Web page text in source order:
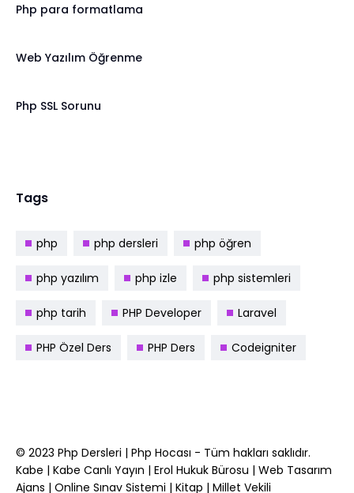
Php para formatlama
Web Yazılım Öğrenme
Php SSL Sorunu
Tags
php php dersleri php öğren
php yazılım php izle php sistemleri
php tarih PHP Developer Laravel
PHP Özel Ders PHP Ders Codeigniter
© 2023 Php Dersleri | Php Hocası - Tüm hakları saklıdır.
Kabe | Kabe Canlı Yayın | Erol Hukuk Bürosu | Web Tasarım
Ajans | Online Sınav Sistemi | Kitap | Millet Vekili